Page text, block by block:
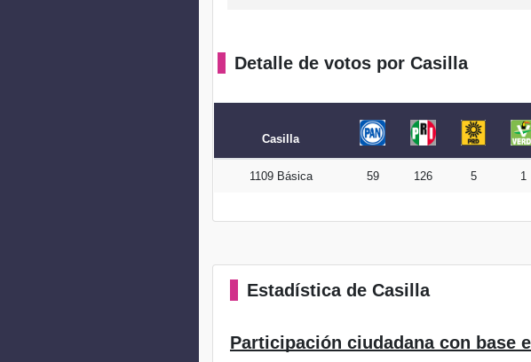
Detalle de votos por Casilla
Casilla
1109 Básica 59 126 5 1
Estadística de Casilla
Participación ciudadana con base